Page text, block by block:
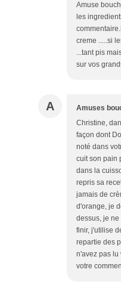
Amuse
les
creme .....si
...tant pis
sur vos
A Amuses
Christine,
façon dont
noté dans
cuit son pain
dans la
repris sa
jamais de
d'orange, je
dessus, je
finir, j'utilise
repartie des
n'avez pas lu
votre